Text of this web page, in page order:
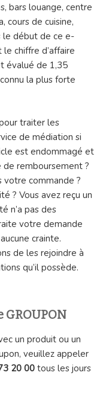
bars louange, centre
cours de cuisine,
le début de ce e-
chiffre d’affaire
évalué de 1,35
la plus forte
traiter les
de médiation si
est endommagé et
de remboursement ?
votre commande ?
? Vous avez reçu un
n’a pas des
votre demande
crainte.
de les rejoindre à
qu’il possède.
un produit ou un
veuillez appeler
20 00 tous les jours